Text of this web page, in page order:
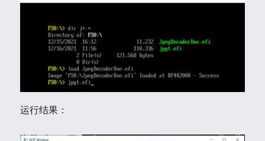
运行结果：